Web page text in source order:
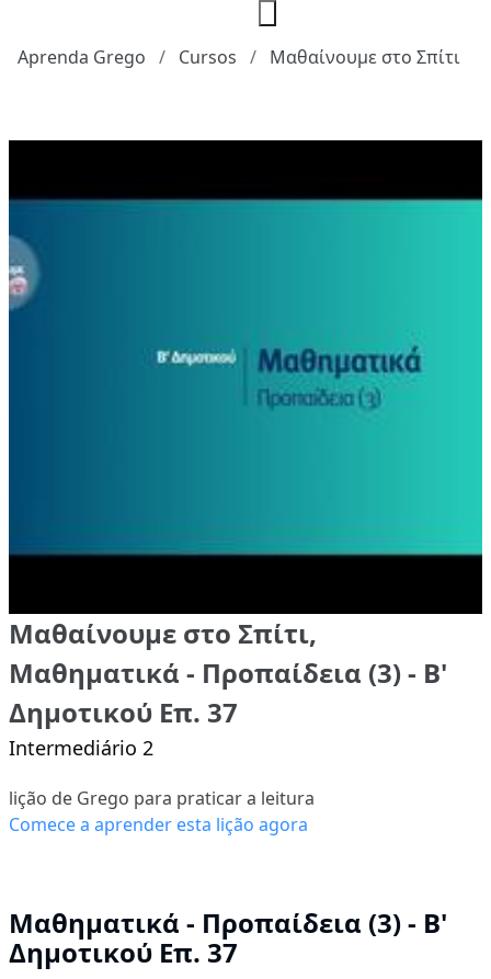
Aprenda Grego Cursos Μαθαίνουμε στο Σπίτι
Μαθαίνουμε στο Σπίτι,
Μαθηματικά - Προπαίδεια (3) - Β'
Δημοτικού Επ. 37
Intermediário 2
lição de Grego para praticar a leitura
Comece a aprender esta lição agora
Μαθηματικά - Προπαίδεια (3) - Β'
Δημοτικού Επ. 37